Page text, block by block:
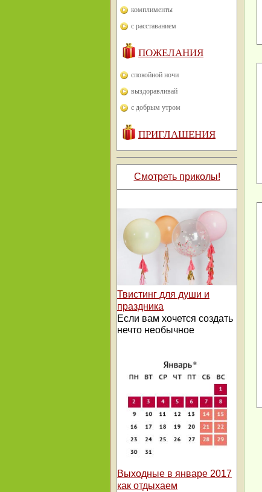
комплименты
с расставанием
ПОЖЕЛАНИЯ
спокойной ночи
выздоравливай
с добрым утром
ПРИГЛАШЕНИЯ
Смотреть приколы!
Твистинг для души и
праздника
Если вам хочется создать
нечто необычное
Выходные в январе 2017
как отдыхаем